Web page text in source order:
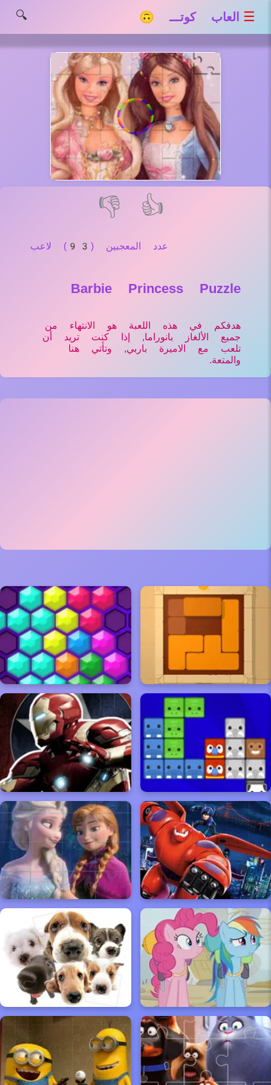
☰ العاب كوتـــ 🙃 🔍
👍
👎
عدد المعجبين (93) لاعب
Barbie Princess Puzzle
هدفكم في هذه اللعبة هو الانتهاء من
جميع الألغاز بانوراما, إذا كنت تريد أن
تلعب مع الاميرة باربي, وتأتي هنا
والمتعة.